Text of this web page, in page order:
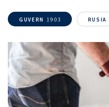
GUVERN 1903 RUSIA